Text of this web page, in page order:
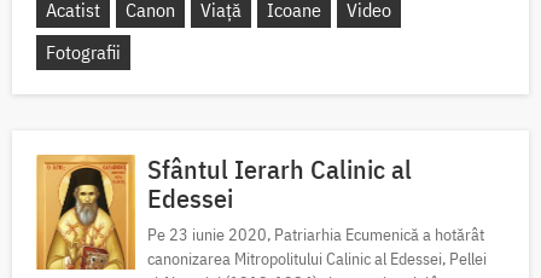
Acatist Canon Viață Icoane
Video
Fotografii
Sfântul Ierarh Calinic al
Edessei
Pe 23 iunie 2020, Patriarhia Ecumenică a hotărât
canonizarea Mitropolitului Calinic al Edessei, Pellei